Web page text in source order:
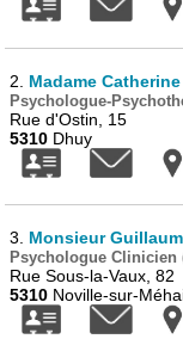
2. Madame
Psychologue-
Rue d'Ostin, 15
5310 Dhuy
3. Monsieur
Psychologue Clinicien
Rue Sous-la-Vaux, 82
5310 Noville-sur-